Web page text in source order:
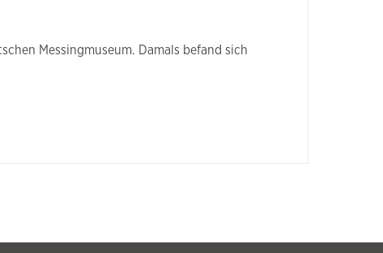
Messingmuseum. Damals befand sich